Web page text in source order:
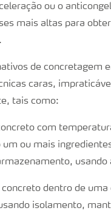
ou o
mais altas para
de concretagem
caras,
tais como:
com
um ou mais
usando
concreto dentro de uma
isolamento,